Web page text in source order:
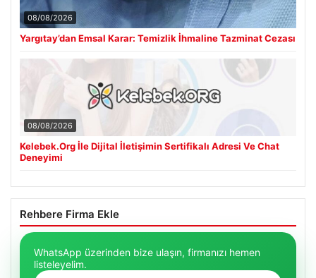
08/08/2026
Yargıtay’dan Emsal Karar: Temizlik İhmaline Tazminat Cezası
08/08/2026
Kelebek.Org İle Dijital İletişimin Sertifikalı Adresi Ve Chat
Deneyimi
Rehbere Firma Ekle
WhatsApp üzerinden bize ulaşın, firmanızı hemen
listeleyelim.